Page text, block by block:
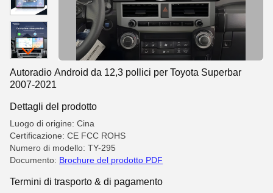
Autoradio Android da 12,3 pollici per Toyota Superbar
2007-2021
Dettagli del prodotto
Luogo di origine: Cina
Certificazione: CE FCC ROHS
Numero di modello: TY-295
Documento: Brochure del prodotto PDF
Termini di trasporto & di pagamento